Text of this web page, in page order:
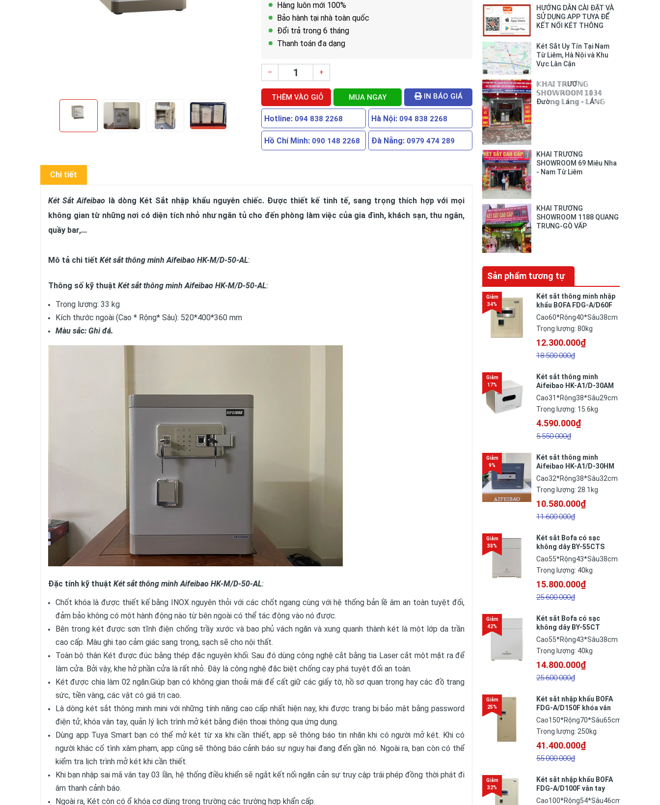
Hàng luôn mới 100%
Bảo hành tại nhà toàn quốc
Đổi trả trong 6 tháng
Thanh toán đa dạng
– +
THÊM VÀO GIỎ MUA NGAY IN BÁO GIÁ
Hotline: 094 838 2268 Hà Nội: 094 838 2268
Hồ Chí Minh: 090 148 2268 Đà Nẵng: 0979 474 289
Chi tiết
Két Sắt Aifeibao là dòng Két Sắt nhập khẩu nguyên chiếc. Được thiết kế tinh tế, sang trọng thích hợp với mọi
không gian từ những nơi có diện tích nhỏ như ngăn tủ cho đến phòng làm việc của gia đình, khách sạn, thu ngân,
quầy bar,...
Mô tả chi tiết Két sắt thông minh Aifeibao HK-M/D-50-AL:
Thông số kỹ thuật Két sắt thông minh Aifeibao HK-M/D-50-AL:
Trọng lượng: 33 kg
Kích thước ngoài (Cao * Rộng* Sâu): 520*400*360 mm
Màu sắc: Ghi đá.
Đặc tính kỹ thuật Két sắt thông minh Aifeibao HK-M/D-50-AL:
Chốt khóa là được thiết kế bằng INOX nguyên thỏi với các chốt ngang cùng với hệ thống bản lề âm an toàn tuyệt đối,
đảm bảo không có một hành động nào từ bên ngoài có thể tác động vào nó được.
Bên trong két được sơn tĩnh điện chống trầy xước và bao phủ vách ngăn và xung quanh thành két là một lớp da trần
cao cấp. Màu ghi tạo cảm giác sang trọng, sạch sẽ cho nội thất.
Toàn bộ thân Két được đúc bằng thép đặc nguyên khối. Sau đó dùng công nghệ cắt bằng tia Laser cắt một mặt ra để
làm cửa. Bởi vậy, khe hở phần cửa là rất nhỏ. Đây là công nghệ đặc biệt chống cạy phá tuyệt đối an toàn.
Két được chia làm 02 ngăn.Giúp bạn có không gian thoải mái để cất giữ các giấy tờ, hồ sơ quan trọng hay các đồ trang
sức, tiền vàng, các vật có giá trị cao.
Là dòng két sắt thông minh mini với những tính năng cao cấp nhất hiện nay, khi được trang bị bảo mật bằng password
điện tử, khóa vân tay, quản lý lịch trình mở két bằng điện thoại thông qua ứng dụng.
Dùng app Tuya Smart bạn có thể mở két từ xa khi cần thiết, app sẽ thông báo tin nhăn khi có người mở két. Khi có
người khác cố tình xâm phạm, app cũng sẽ thông báo cảnh báo sự nguy hại đang đến gần nó. Ngoài ra, bạn còn có thể
kiểm tra lịch trình mở két khi cần thiết.
Khi bạn nhập sai mã vân tay 03 lần, hệ thống điều khiển sẽ ngắt kết nối ngăn cản sự truy cập trái phép đồng thời phát đi
âm thanh cảnh báo.
Ngoài ra, Két còn có ổ khóa cơ dùng trong trường các trường hợp khẩn cấp.
HƯỚNG DẪN CÀI ĐẶT VÀ
SỬ DỤNG APP TUYA ĐỂ
KẾT NỐI KÉT THÔNG
PHONE
Két Sắt Uy Tín Tại Nam
Từ Liêm, Hà Nội và Khu
Vực Lân Cận
𝕂ℍ𝔸𝕀 𝕋ℝƯƠℕ𝔾
𝕊ℍ𝕆𝕎ℝ𝕆𝕆𝕄 𝟙𝟘𝟛𝟜
Đườ𝕟𝕘 𝕃á𝕟𝕘 - 𝕃Áℕ𝔾
KHAI TRƯƠNG
SHOWROOM 69 Miêu Nha
- Nam Từ Liêm
KHAI TRƯƠNG
SHOWROOM 1188 QUANG
TRUNG-GÒ VẤP
Sản phẩm tương tự
Két sắt thông minh nhập
khẩu BOFA FDG-A/D60F
vân tay điện tử công
nghệ Đức
Cao60*Rộng40*Sâu38cm
Trọng lượng: 80kg
12.300.000₫
18.500.000₫
Két sắt thông minh
Aifeibao HK-A1/D-30AM
Cao31*Rộng38*Sâu29cm
Trọng lượng: 15.6kg
4.590.000₫
5.550.000₫
Két sắt thông minh
Aifeibao HK-A1/D-30HM
Cao32*Rộng38*Sâu32cm
Trọng lượng: 28.1kg
10.580.000₫
11.600.000₫
Két sắt Bofa có sạc
không dây BY-55CTS
thông minh
Cao55*Rộng43*Sâu38cm
Trọng lượng: 40kg
15.800.000₫
25.600.000₫
Két sắt Bofa có sạc
không dây BY-55CT
thông minh
Cao55*Rộng43*Sâu38cm
Trọng lượng: 40kg
14.800.000₫
25.600.000₫
Két sắt nhập khẩu BOFA
FDG-A/D150F khóa vân
tay thông minh công
Cao150*Rộng70*Sâu65cm
Trọng lượng: 250kg
41.400.000₫
55.000.000₫
Két sắt nhập khẩu BOFA
FDG-A/D100F vân tay
thông minh công nghệ
Cao100*Rộng54*Sâu46cm